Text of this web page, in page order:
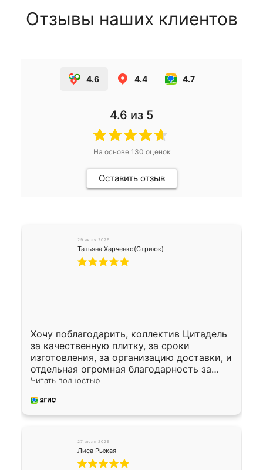
Отзывы наших клиентов
4.6 4.4 4.7
4.6 из 5
На основе 130 оценок
Оставить отзыв
29 июля 2026
Татьяна Харченко(Стриюк)
Хочу поблагодарить, коллектив Цитадель
за качественную плитку, за сроки
изготовления, за организацию доставки, и
отдельная огромная благодарность за
укладку плитки Оганесу, за два дня 70 кв,
Читать полностью
27 июля 2026
Лиса Рыжая